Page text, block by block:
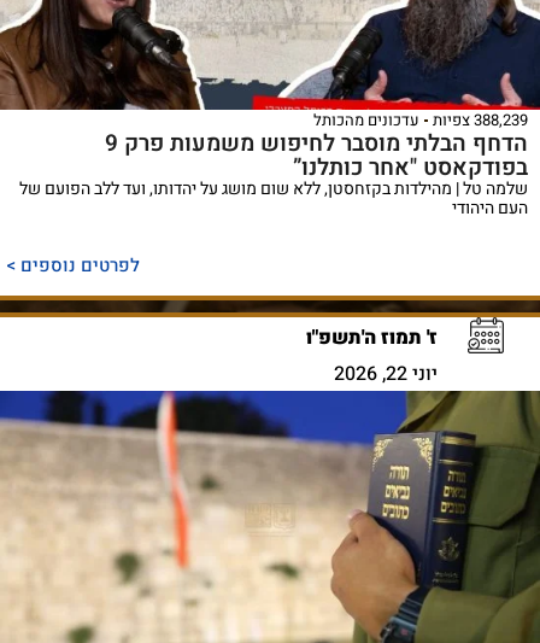
388,239 צפיות עדכונים מהכותל
הדחף הבלתי מוסבר לחיפוש משמעות פרק 9
בפודקאסט "אחר כותלנו”
שלמה טל | מהילדות בקזחסטן, ללא שום מושג על יהדותו, ועד ללב הפועם של
העם היהודי
לפרטים נוספים >
ז' תמוז ה'תשפ"ו
יוני 22, 2026